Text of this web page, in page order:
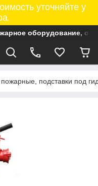
уточняйте у
оборудование,
подставки под